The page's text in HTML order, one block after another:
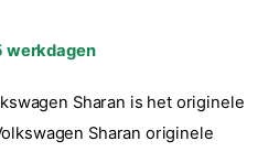
werkdagen
Sharan is het originele
Sharan originele